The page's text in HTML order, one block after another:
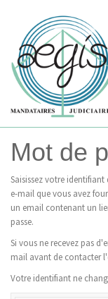
Mot de
Saisissez votre
e-mail que vous avez
un email contenant un
passe.
Si vous ne recevez pas
mail avant de contacter
Votre identifiant ne